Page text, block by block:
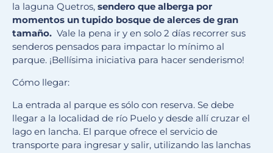
la laguna Quetros, sendero que alberga por
momentos un tupido bosque de alerces de gran
tamaño. Vale la pena ir y en solo 2 días recorrer sus
senderos pensados para impactar lo mínimo al
parque. ¡Bellísima iniciativa para hacer senderismo!
Cómo llegar:
La entrada al parque es sólo con reserva. Se debe
llegar a la localidad de río Puelo y desde allí cruzar el
lago en lancha. El parque ofrece el servicio de
transporte para ingresar y salir, utilizando las lanchas